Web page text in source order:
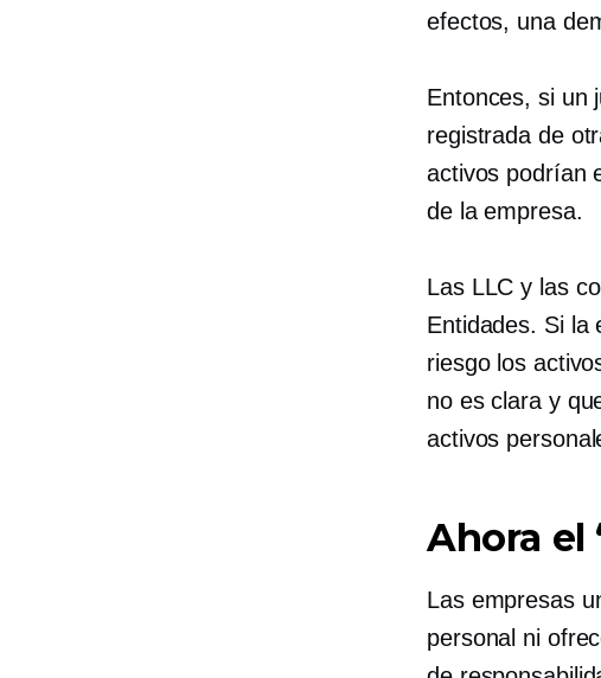
efectos, una
Entonces, si un
registrada de
activos podrían
de la empresa.
Las LLC y las
Entidades. Si la
riesgo los
no es clara y
activos
Ahora el
Las empresas
personal ni